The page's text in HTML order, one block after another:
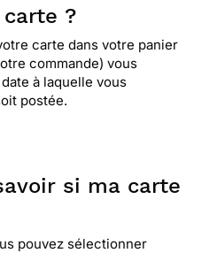
?
carte dans votre panier
commande) vous
à laquelle vous
postée.
si ma carte
pouvez sélectionner